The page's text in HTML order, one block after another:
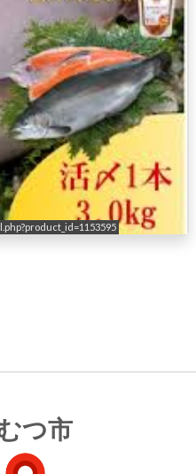
つ市